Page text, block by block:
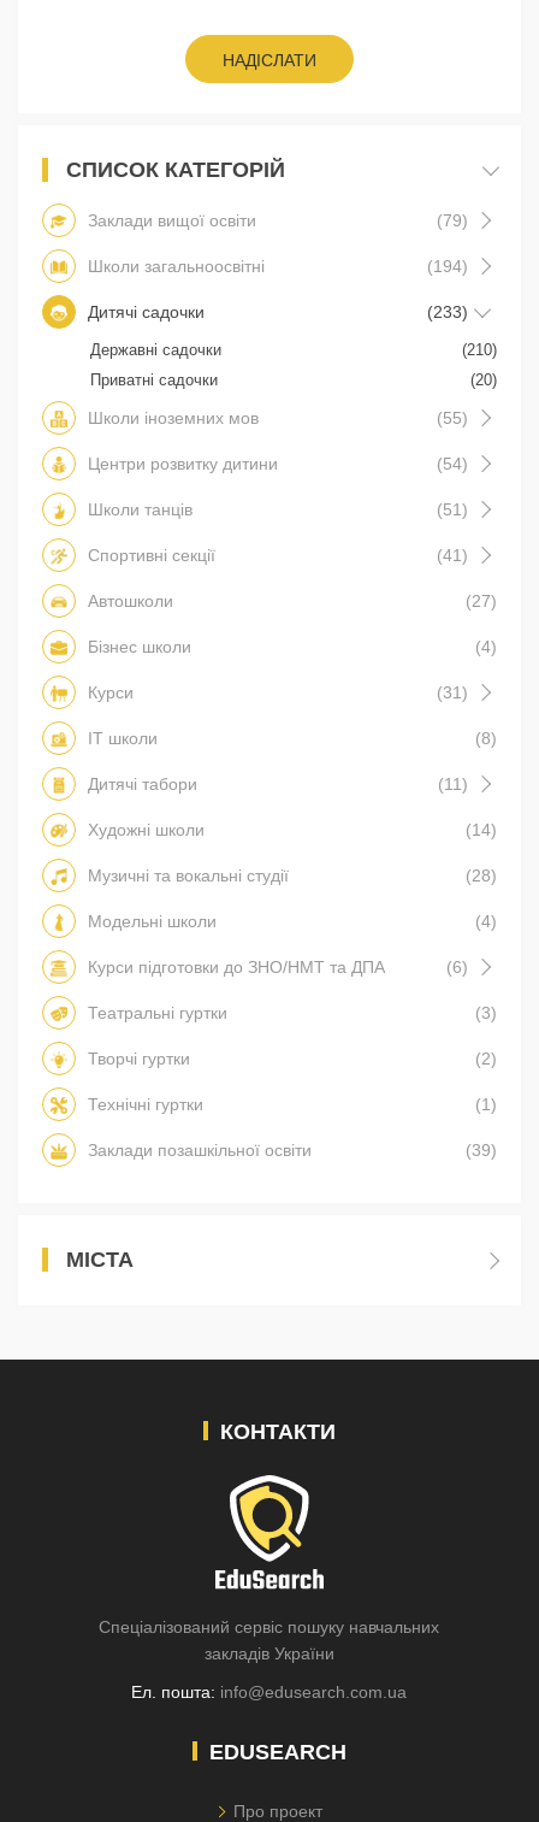
НАДІСЛАТИ
СПИСОК КАТЕГОРІЙ
Заклади вищої освіти (79)
Школи загальноосвітні (194)
Дитячі садочки (233)
Державні садочки
(210)
Приватні садочки
(20)
Школи іноземних мов (55)
Центри розвитку дитини (54)
Школи танців (51)
Спортивні секції (41)
Автошколи (27)
Бізнес школи (4)
Курси (31)
IT школи (8)
Дитячі табори (11)
Художні школи (14)
Музичні та вокальні студії (28)
Модельні школи (4)
Курси підготовки до ЗНО/НМТ та ДПА (6)
Театральні гуртки (3)
Творчі гуртки (2)
Технічні гуртки (1)
Заклади позашкільної освіти (39)
МІСТА
КОНТАКТИ
Спеціалізований сервіс пошуку навчальних
закладів України
Ел. пошта: info@edusearch.com.ua
EDUSEARCH
Про проект